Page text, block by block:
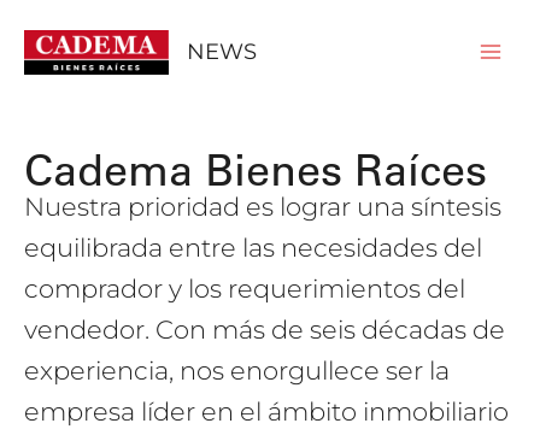
contenido
NEWS
Cadema Bienes Raíces
Nuestra prioridad es lograr una síntesis
equilibrada entre las necesidades del
comprador y los requerimientos del
vendedor. Con más de seis décadas de
experiencia, nos enorgullece ser la
empresa líder en el ámbito inmobiliario